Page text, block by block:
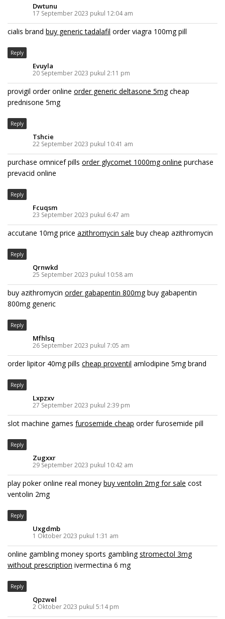
Dwtunu
17 September 2023 pukul 12:04 am
cialis brand buy generic tadalafil order viagra 100mg pill
Reply
Evuyla
20 September 2023 pukul 2:11 pm
provigil order online order generic deltasone 5mgcheap
prednisone 5mg
Reply
Tshcie
22 September 2023 pukul 10:41 am
purchase omnicef pills order glycomet 1000mg online purchase
prevacid online
Reply
Fcuqsm
23 September 2023 pukul 6:47 am
accutane 10mg price azithromycin sale buy cheap azithromycin
Reply
Qrnwkd
25 September 2023 pukul 10:58 am
buy azithromycin order gabapentin 800mgbuy gabapentin
800mg generic
Reply
Mfhlsq
26 September 2023 pukul 7:05 am
order lipitor 40mg pills cheap proventil amlodipine 5mg brand
Reply
Lxpzxv
27 September 2023 pukul 2:39 pm
slot machine games furosemide cheap order furosemide pill
Reply
Zugxxr
29 September 2023 pukul 10:42 am
play poker online real money buy ventolin 2mg for sale cost
ventolin 2mg
Reply
Uxgdmb
1 Oktober 2023 pukul 1:31 am
online gambling money sports gamblingstromectol 3mg
without prescription ivermectina 6 mg
Reply
Qpzwel
2 Oktober 2023 pukul 5:14 pm